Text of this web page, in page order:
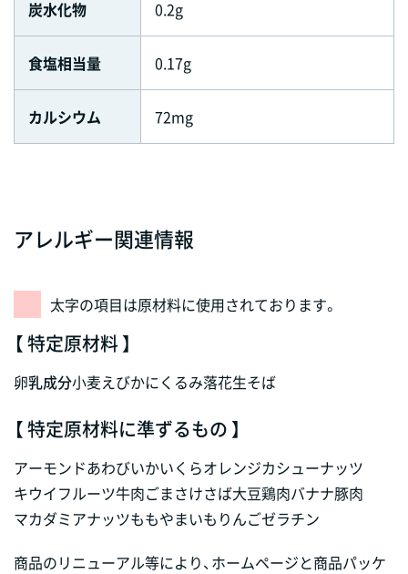
炭水化物 0.2g
食塩相当量 0.17g
カルシウム 72mg
アレルギー関連情報
太字の項目は原材料に使用されております。
【 特定原材料 】
卵乳成分小麦えびかにくるみ落花生そば
【 特定原材料に準ずるもの 】
アーモンドあわびいかいくらオレンジカシューナッツ
キウイフルーツ牛肉ごまさけさば大豆鶏肉バナナ豚肉
マカダミアナッツももやまいも りんごゼラチン
商品のリニューアル等により、ホームページと商品パッケ